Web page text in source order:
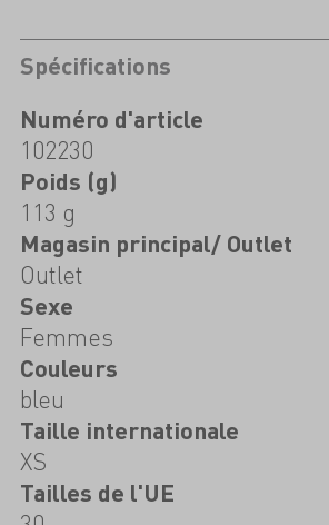
Spécifications
Numéro d'article
102230
Poids (g)
113 g
Magasin principal/ Outlet
Outlet
Sexe
Femmes
Couleurs
bleu
Taille internationale
XS
Tailles de l'UE